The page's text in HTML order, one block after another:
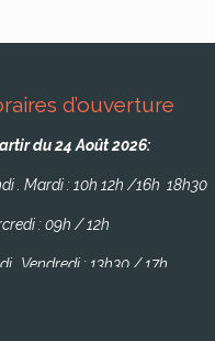
d’ouverture
du 24 Août 2026:
. Mardi : 10h 12h /16h 18h30
: 09h / 12h
. Vendredi : 13h30 / 17h